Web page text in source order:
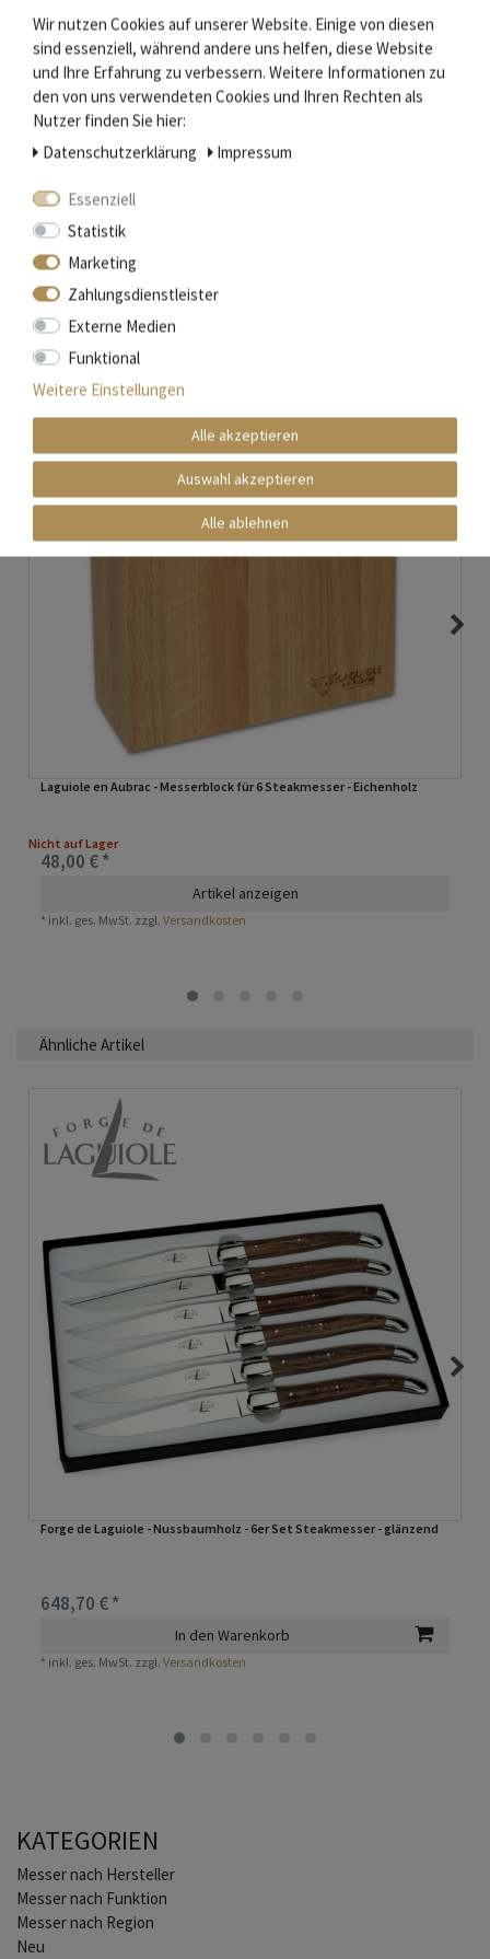
Stierkopf.
Die je nach Messertyp bis zu 216 Arbeitsschritte bei der
Herstellung werden jeweils nur von einem Schmied
ausgeführt.
Messer zu einem Einzelstück.
Mehr Informationen zum EU Verantwortlichen »
Zubehör
Laguiole en Aubrac - Messerblock für 6 Steakmesser - Eichenholz
Nicht auf Lager
48,00 € *
Artikel anzeigen
* inkl. ges. MwSt. zzgl.Versandkosten
Ähnliche Artikel
Forge de Laguiole - Nussbaumholz - 6er Set Steakmesser - glänzend
648,70 € *
In den Warenkorb
* inkl. ges. MwSt. zzgl.Versandkosten
KATEGORIEN
Home
Messer nach Hersteller
Messer nach Funktion
Messer nach Region
Neu
Wir nutzen Cookies auf unserer Website. Einige von diesen
sind essenziell, während andere uns helfen, diese Website
und Ihre Erfahrung zu verbessern. Weitere Informationen zu
den von uns verwendeten Cookies und Ihren Rechten als
Nutzer finden Sie hier:
Daten­schutz­erklärung
Impressum
Essenziell
Statistik
Marketing
Zahlungsdienstleister
Externe Medien
Funktional
Weitere Einstellungen
Alle akzeptieren
Auswahl akzeptieren
Alle ablehnen